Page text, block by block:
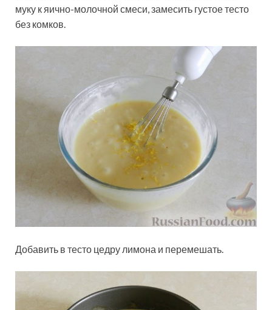
муку к яично-молочной смеси, замесить густое тесто
без комков.
Добавить в тесто цедру лимона и перемешать.